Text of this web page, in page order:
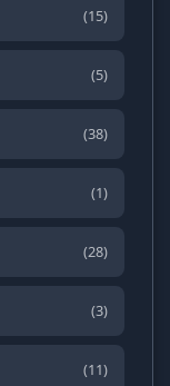
(15)
(5)
(38)
(1)
(28)
(3)
(11)